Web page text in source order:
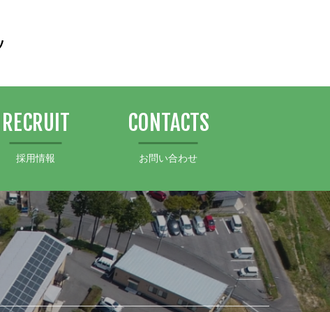
RECRUIT
採用情報
CONTACTS
お問い合わせ